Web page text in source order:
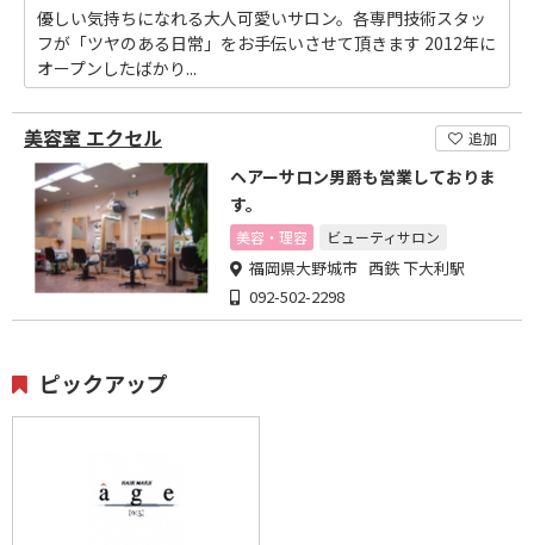
優しい気持ちになれる大人可愛いサロン。各専門技術スタッ
フが「ツヤのある日常」をお手伝いさせて頂きます 2012年に
オープンしたばかり...
美容室 エクセル 追加
ヘアーサロン男爵も営業しておりま
す。
美容・理容 ビューティサロン
福岡県大野城市 西鉄 下大利駅
092-502-2298
ピックアップ